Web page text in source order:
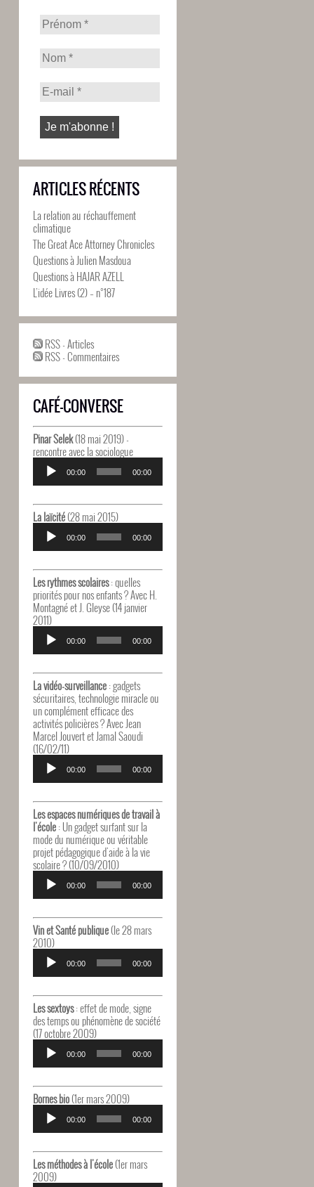
ARTICLES RÉCENTS
La relation au réchauffement
climatique
The Great Ace Attorney Chronicles
Questions à Julien Masdoua
Questions à HAJAR AZELL
L’idée Livres (2) – n°187
RSS - Articles
RSS - Commentaires
CAFÉ-CONVERSE
Pinar Selek(18 mai 2019) -
rencontre avec la sociologue
Lecteur
audio
00:00 00:00
La laïcité(28 mai 2015)
Lecteur
audio
00:00 00:00
Les rythmes scolaires: quelles
priorités pour nos enfants ? Avec H.
Montagné et J. Gleyse (14 janvier
2011)
Lecteur
audio
00:00 00:00
La vidéo-surveillance: gadgets
sécuritaires, technologie miracle ou
un complément efficace des
activités policières ? Avec Jean
Marcel Jouvert et Jamal Saoudi
(16/02/11)
Lecteur
audio
00:00 00:00
Les espaces numériques de travail à
l'école: Un gadget surfant sur la
mode du numérique ou véritable
projet pédagogique d'aide à la vie
scolaire ? (10/09/2010)
Lecteur
audio
00:00 00:00
Vin et Santé publique(le 28 mars
2010)
Lecteur
audio
00:00 00:00
Les sextoys: effet de mode, signe
des temps ou phénomène de société
(17 octobre 2009)
Lecteur
audio
00:00 00:00
Bornes bio(1er mars 2009)
Lecteur
audio
00:00 00:00
Les méthodes à l'école(1er mars
2009)